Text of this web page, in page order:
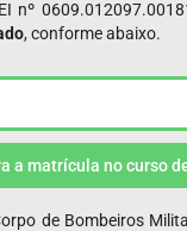
nº
, conforme abaixo.
de Bombeiros
a matrícula no curso